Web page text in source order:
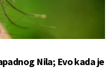
Nila; Evo kada je